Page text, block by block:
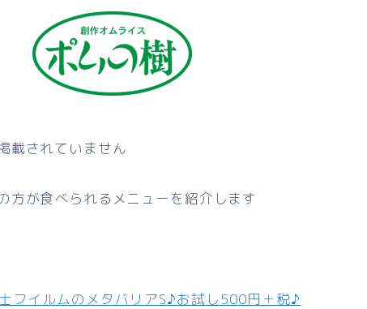
載されていません
方が食べられるメニューを紹介します
フイルムのメタバリアS♪お試し500円＋税♪